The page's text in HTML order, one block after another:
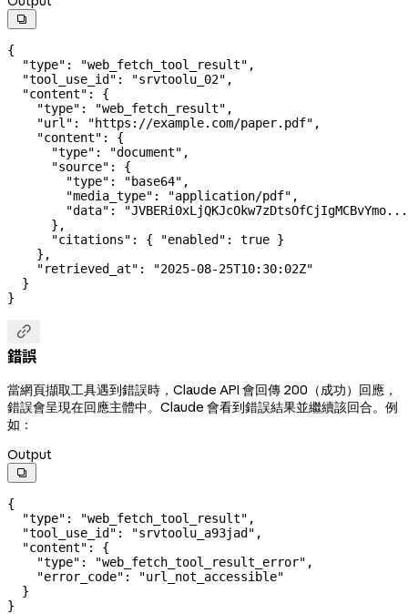

{
  "type"
: "web_fetch_tool_result" ,
  "tool_use_id"
: "srvtoolu_02" ,
  "content"
: {
    "type"
: "web_fetch_result" ,
    "url"
: "https://example.com/paper.pdf" ,
    "content"
: {
      "type"
: "document" ,
      "source"
: {
        "type"
: "base64" ,
        "media_type"
: "application/pdf" ,
        "data"
:
      },
      "citations"
: { "enabled" : true }
    },
    "retrieved_at"
:
"2025-08-25T10:30:02Z"
  }
}

錯誤
當網頁擷取工具遇到錯誤時，Claude API 會回傳 200（成功）回應，
錯誤會呈現在回應主體中。Claude 會看到錯誤結果並繼續該回合。例
如：
Output

{
  "type"
: "web_fetch_tool_result" ,
  "tool_use_id"
: "srvtoolu_a93jad" ,
  "content"
: {
    "type"
: "web_fetch_tool_result_error" ,
    "error_code"
:
"url_not_accessible"
  }
}